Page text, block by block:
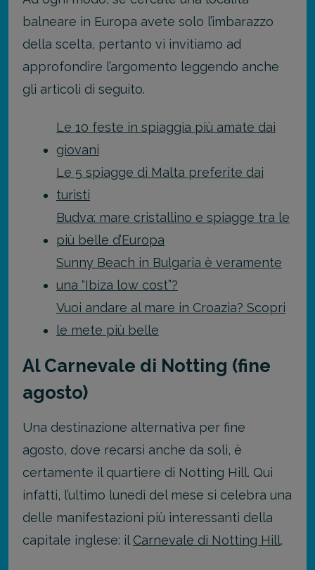
balneare in Europa avete solo l’imbarazzo
della scelta, pertanto vi invitiamo ad
approfondire l’argomento leggendo anche
gli articoli di seguito.
Le 10 feste in spiaggia più amate dai
giovani
Le 5 spiagge di Malta preferite dai
turisti
Budva: mare cristallino e spiagge tra le
più belle d’Europa
Sunny Beach in Bulgaria è veramente
una “Ibiza low cost”?
Vuoi andare al mare in Croazia? Scopri
le mete più belle
Al Carnevale di Notting (fine
agosto)
Una destinazione alternativa per fine
agosto, dove recarsi anche da soli, è
certamente il quartiere di Notting Hill. Qui
infatti, l’ultimo lunedì del mese si celebra una
delle manifestazioni più interessanti della
capitale inglese: il Carnevale di Notting Hill.